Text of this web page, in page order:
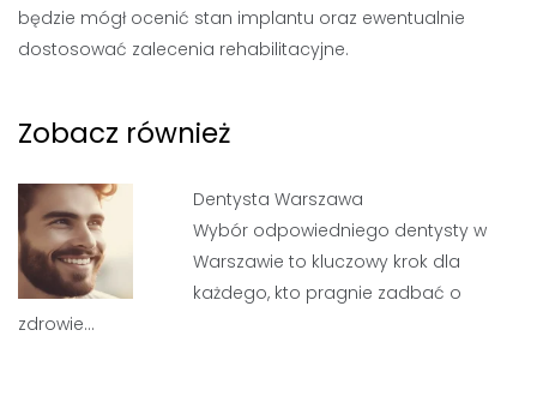
będzie mógł ocenić stan implantu oraz ewentualnie
dostosować zalecenia rehabilitacyjne.
Zobacz również
Dentysta Warszawa
Wybór odpowiedniego dentysty w
Warszawie to kluczowy krok dla
każdego, kto pragnie zadbać o
zdrowie…